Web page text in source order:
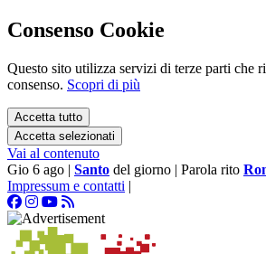
Consenso Cookie
Questo sito utilizza servizi di terze parti che
consenso. Scopri di più
Accetta tutto
Accetta selezionati
Vai al contenuto
Gio 6 ago | Santo del giorno | Parola rito
Impressum e contatti |